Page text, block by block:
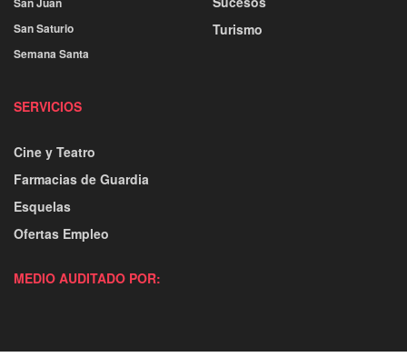
San Saturio
Semana Santa
Turismo
SERVICIOS
Cine y Teatro
Farmacias de Guardia
Esquelas
Ofertas Empleo
MEDIO AUDITADO POR: